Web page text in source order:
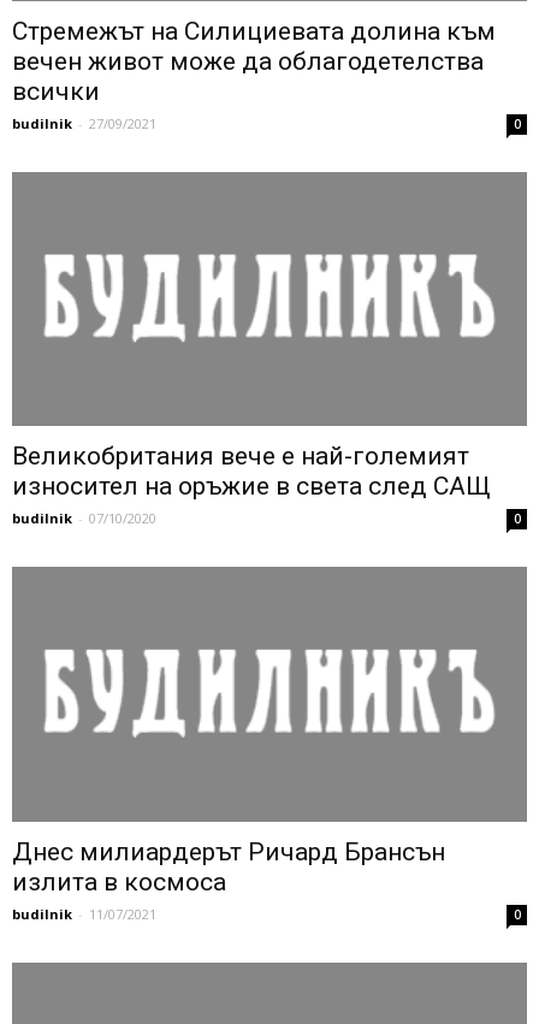
Стремежът на Силициевата долина към
вечен живот може да облагодетелства
всички
budilnik - 27/09/2021 0
Великобритания вече е най-големият
износител на оръжие в света след САЩ
budilnik - 07/10/2020 0
Днес милиардерът Ричард Брансън
излита в космоса
budilnik - 11/07/2021 0